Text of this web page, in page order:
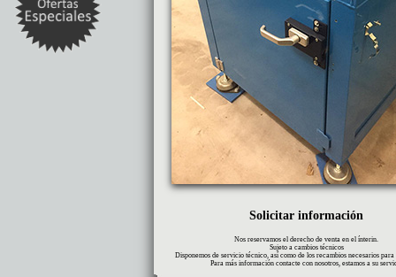
Solicitar información
Nos reservamos el derecho de venta en el ínterin.
Sujeto a cambios técnicos
Disponemos de servicio técnico, así como de los recambios necesarios para
Para más información contacte con nosotros, estamos a su